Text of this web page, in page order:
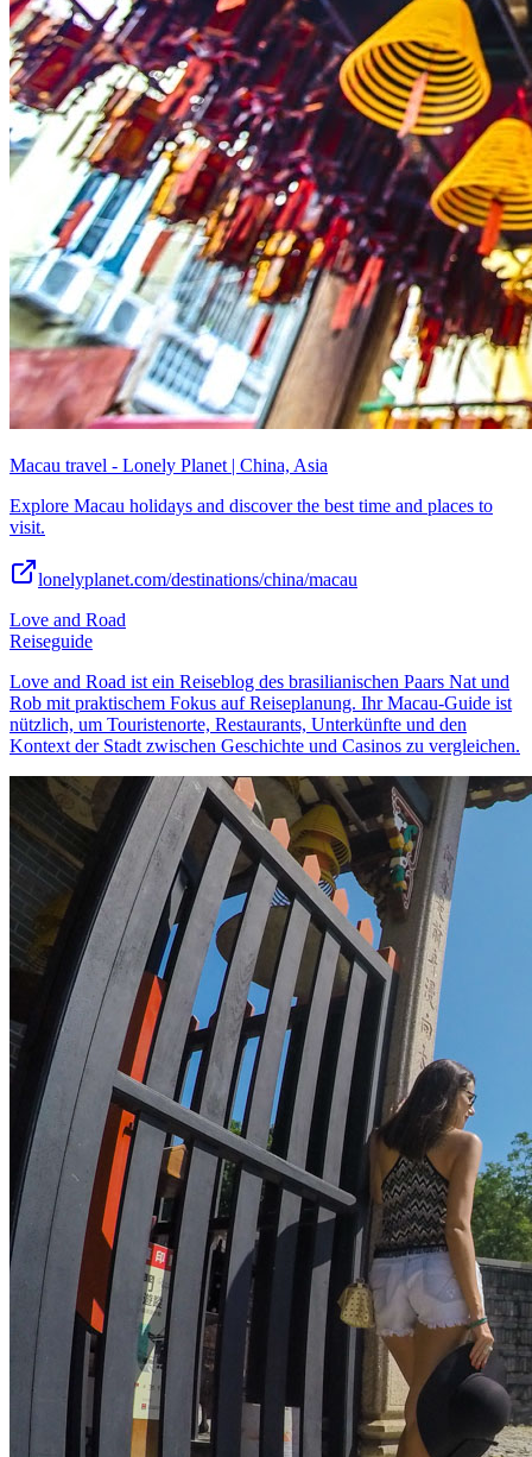
Macau travel - Lonely Planet | China, Asia
Explore Macau holidays and discover the best time and places to
visit.
lonelyplanet.com/destinations/china/macau
Love and Road
Reiseguide
Love and Road ist ein Reiseblog des brasilianischen Paars Nat und
Rob mit praktischem Fokus auf Reiseplanung. Ihr Macau-Guide ist
nützlich, um Touristenorte, Restaurants, Unterkünfte und den
Kontext der Stadt zwischen Geschichte und Casinos zu vergleichen.